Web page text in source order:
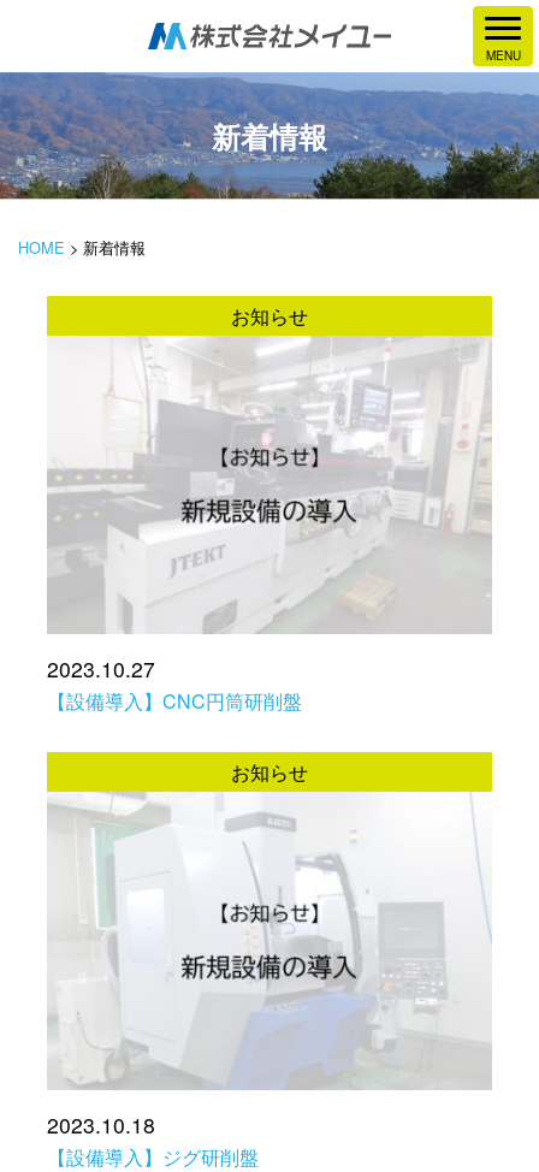
新着情報
HOME > 新着情報
お知らせ
2023.10.27
【設備導入】CNC円筒研削盤
お知らせ
2023.10.18
【設備導入】ジグ研削盤